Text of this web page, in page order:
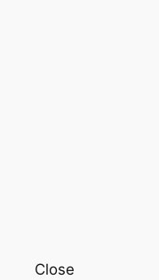
Close